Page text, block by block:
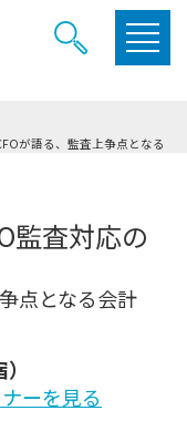
が語る、監査上争点となる
監査対応の
点となる会計
ーを見る